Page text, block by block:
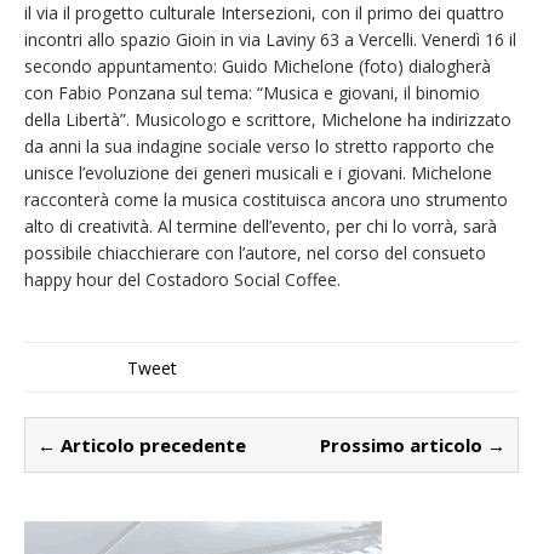
il via il progetto culturale Intersezioni, con il primo dei quattro
incontri allo spazio Gioin in via Laviny 63 a Vercelli. Venerdì 16 il
secondo appuntamento: Guido Michelone (foto) dialogherà
con Fabio Ponzana sul tema: “Musica e giovani, il binomio
della Libertà”. Musicologo e scrittore, Michelone ha indirizzato
da anni la sua indagine sociale verso lo stretto rapporto che
unisce l’evoluzione dei generi musicali e i giovani. Michelone
racconterà come la musica costituisca ancora uno strumento
alto di creatività. Al termine dell’evento, per chi lo vorrà, sarà
possibile chiacchierare con l’autore, nel corso del consueto
happy hour del Costadoro Social Coffee.
Tweet
← Articolo precedente Prossimo articolo →